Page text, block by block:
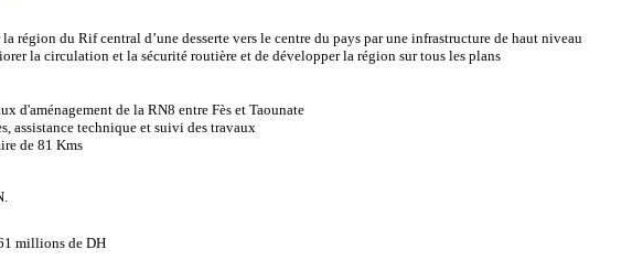
région du Rif central d’une desserte vers le centre du pays par une infrastructure de haut niveau
la circulation et la sécurité routière et de développer la région sur tous les plans
d'aménagement de la RN8 entre Fès et Taounate
assistance technique et suivi des travaux
de 81 Kms
millions de DH